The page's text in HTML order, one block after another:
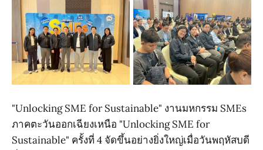
"Unlocking SME for Sustainable" งานมหกรรม SMEs
ภาคตะวันออกเฉียงเหนือ "Unlocking SME for
Sustainable" ครั้งที่ 4 จัดขึ้นอย่างยิ่งใหญ่เมื่อวันพฤหัสบดี